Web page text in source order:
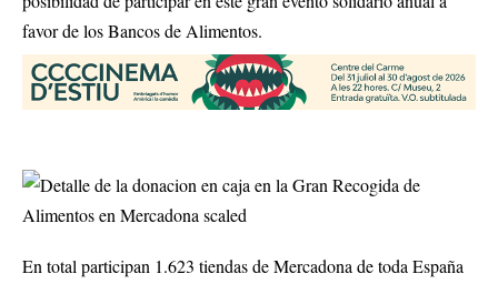
favor de los Bancos de Alimentos.
En total participan 1.623 tiendas de Mercadona de toda España